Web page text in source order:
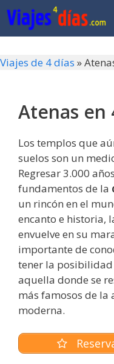
Saltar
al
contenido
Viajes de 4 días »
Atenas en
Los templos que
suelos son un
Regresar 3.000
fundamentos de la
un rincón en el
encanto e historia,
envuelve en su
importante de
tener la posibilidad
aquella donde se
más famosos de
moderna.